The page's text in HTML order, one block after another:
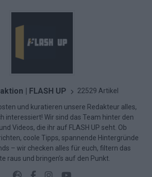
| FLASH UP 22529 Artikel
und kuratieren unsere Redakteur alles,
interessiert! Wir sind das Team hinter den
Videos, die ihr auf FLASH UP seht. Ob
coole Tipps, spannende Hintergründe
– wir checken alles für euch, filtern das
raus und bringen’s auf den Punkt.